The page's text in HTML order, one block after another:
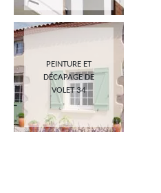
PEINTURE ET
DÉCAPAGE DE
VOLET 34